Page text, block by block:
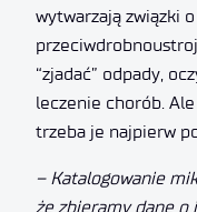
wytwarzają związki o
“zjadać” odpady,
leczenie chorób.
trzeba je najpierw
– Katalogowanie
że zbieramy dane o